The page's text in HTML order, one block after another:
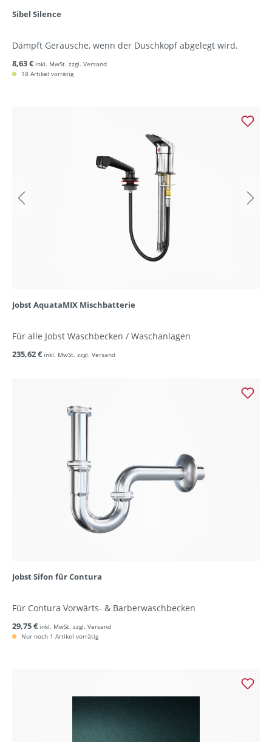
Sibel Silence
Dämpft Geräusche, wenn der Duschkopf abgelegt wird.
8,63 € inkl. MwSt. zzgl. Versand
18 Artikel vorrätig
Jobst AquataMIX Mischbatterie
Für alle Jobst Waschbecken / Waschanlagen
235,62 € inkl. MwSt. zzgl. Versand
Jobst Sifon für Contura
Für Contura Vorwärts- & Barberwaschbecken
29,75 € inkl. MwSt. zzgl. Versand
Nur noch 1 Artikel vorrätig